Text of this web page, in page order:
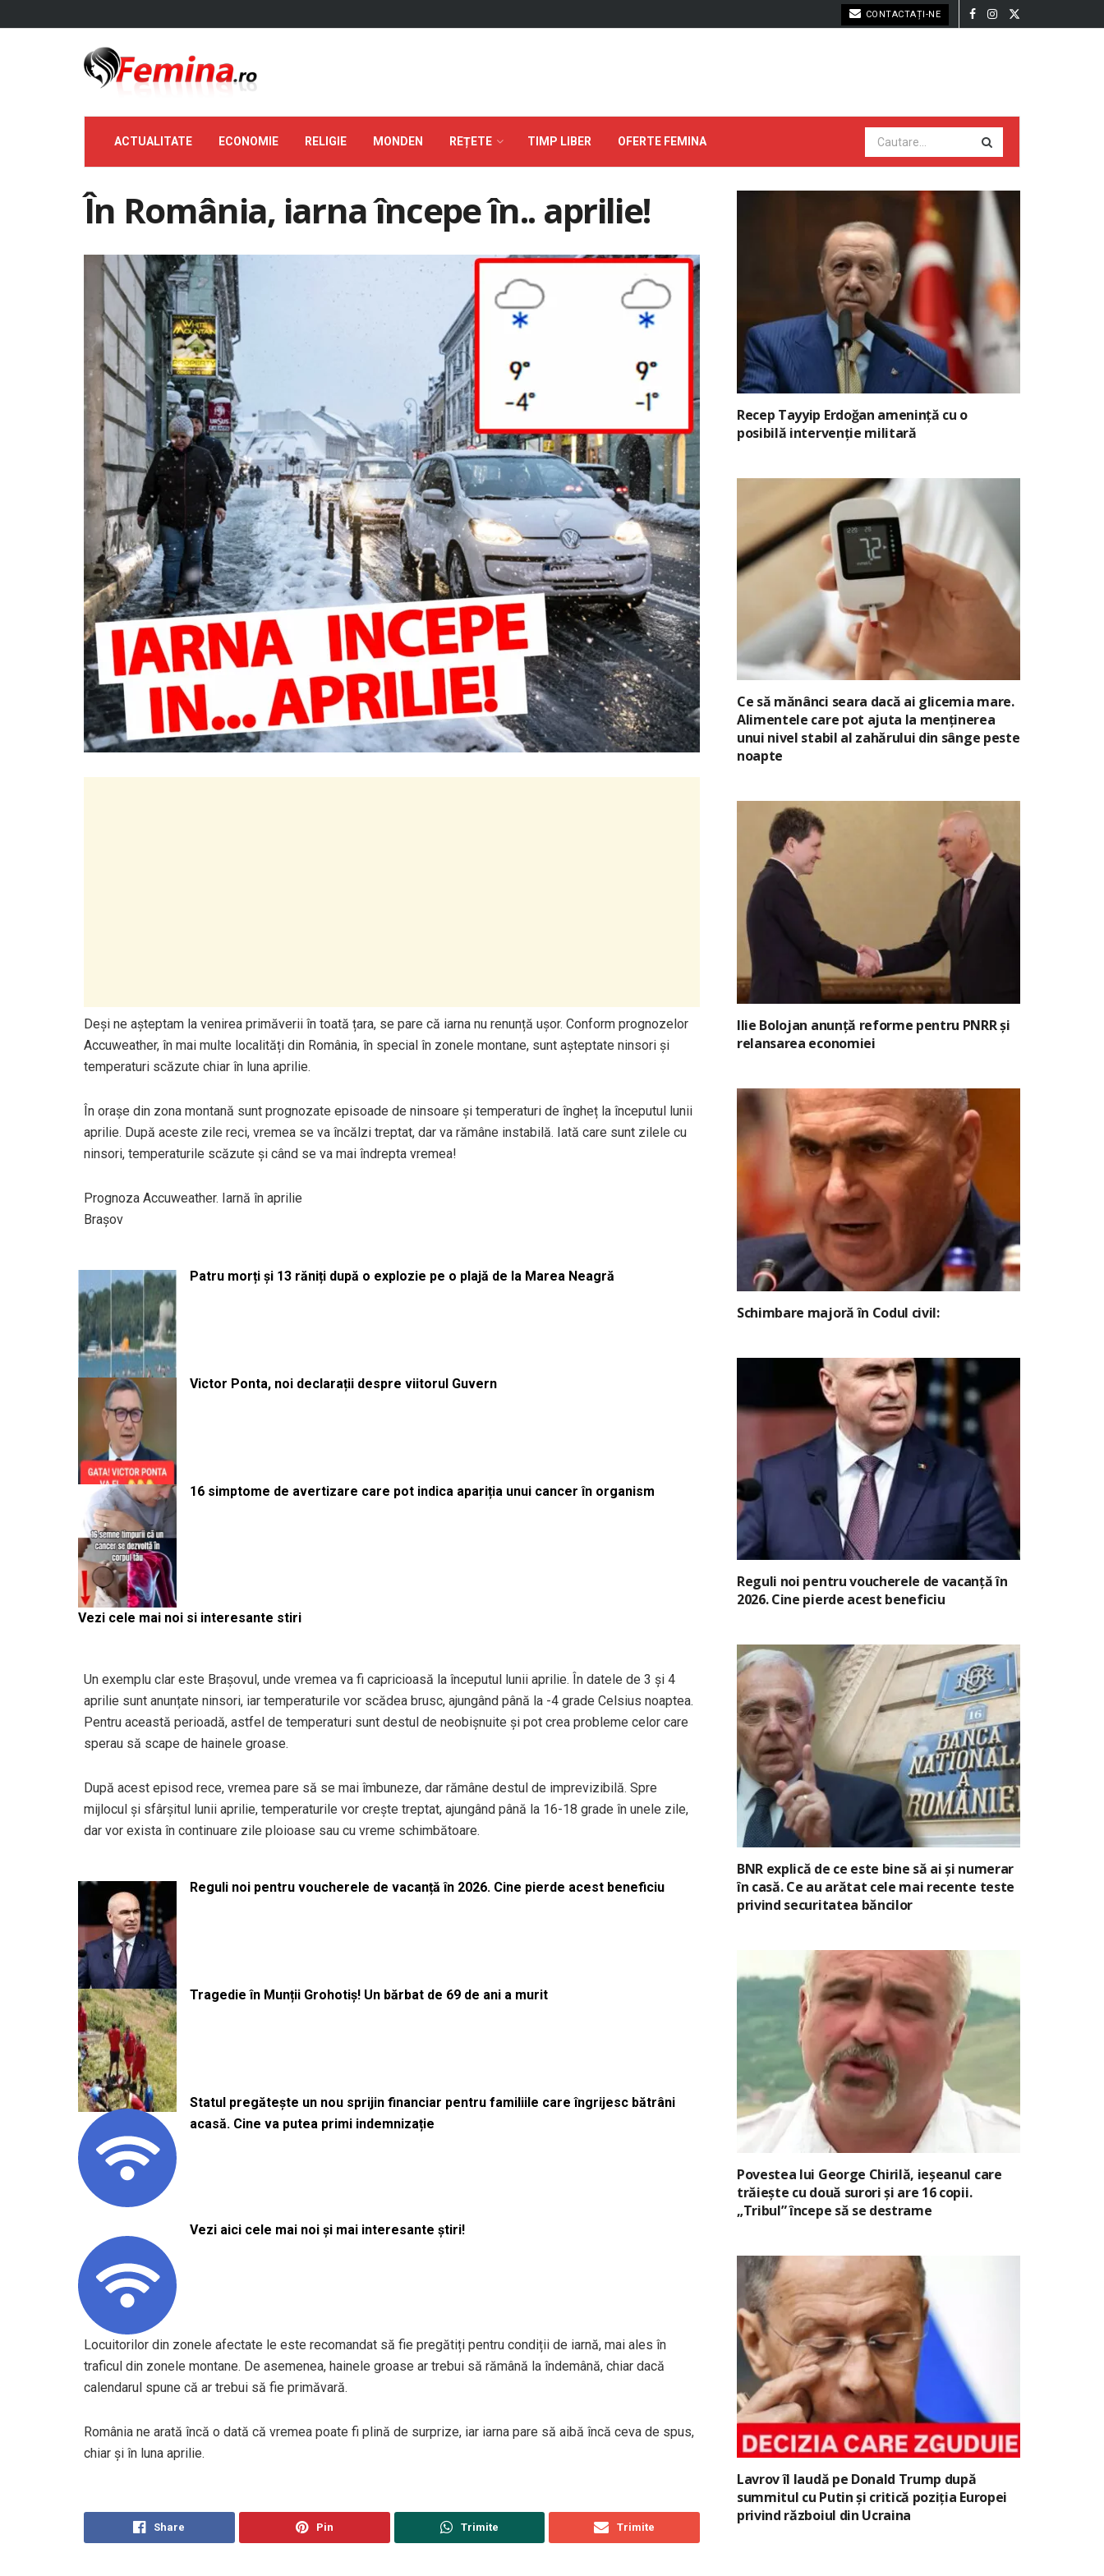
CONTACTAȚI-NE
ACTUALITATE ECONOMIE RELIGIE MONDEN REȚETE TIMP LIBER OFERTE FEMINA
În România, iarna începe în.. aprilie!
Deși ne așteptam la venirea primăverii în toată țara, se pare că iarna nu renunță ușor. Conform prognozelor
Accuweather, în mai multe localități din România, în special în zonele montane, sunt așteptate ninsori și
temperaturi scăzute chiar în luna aprilie.
În orașe din zona montană sunt prognozate episoade de ninsoare și temperaturi de îngheț la începutul lunii
aprilie. După aceste zile reci, vremea se va încălzi treptat, dar va rămâne instabilă. Iată care sunt zilele cu
ninsori, temperaturile scăzute și când se va mai îndrepta vremea!
Prognoza Accuweather. Iarnă în aprilie
Brașov
Patru morți și 13 răniți după o explozie pe o plajă de la Marea Neagră
Victor Ponta, noi declarații despre viitorul Guvern
16 simptome de avertizare care pot indica apariția unui cancer în organism
Vezi cele mai noi si interesante stiri
Un exemplu clar este Brașovul, unde vremea va fi capricioasă la începutul lunii aprilie. În datele de 3 și 4
aprilie sunt anunțate ninsori, iar temperaturile vor scădea brusc, ajungând până la -4 grade Celsius noaptea.
Pentru această perioadă, astfel de temperaturi sunt destul de neobișnuite și pot crea probleme celor care
sperau să scape de hainele groase.
După acest episod rece, vremea pare să se mai îmbuneze, dar rămâne destul de imprevizibilă. Spre
mijlocul și sfârșitul lunii aprilie, temperaturile vor crește treptat, ajungând până la 16-18 grade în unele zile,
dar vor exista în continuare zile ploioase sau cu vreme schimbătoare.
Reguli noi pentru voucherele de vacanță în 2026. Cine pierde acest beneficiu
Tragedie în Munții Grohotiș! Un bărbat de 69 de ani a murit
Statul pregătește un nou sprijin financiar pentru familiile care îngrijesc bătrâni
acasă. Cine va putea primi indemnizație
Vezi aici cele mai noi și mai interesante știri!
Locuitorilor din zonele afectate le este recomandat să fie pregătiți pentru condiții de iarnă, mai ales în
traficul din zonele montane. De asemenea, hainele groase ar trebui să rămână la îndemână, chiar dacă
calendarul spune că ar trebui să fie primăvară.
România ne arată încă o dată că vremea poate fi plină de surprize, iar iarna pare să aibă încă ceva de spus,
chiar și în luna aprilie.
Share Pin Trimite Trimite
Recep Tayyip Erdoğan amenință cu o
posibilă intervenție militară
Ce să mănânci seara dacă ai glicemia mare.
Alimentele care pot ajuta la menținerea
unui nivel stabil al zahărului din sânge peste
noapte
Ilie Bolojan anunță reforme pentru PNRR și
relansarea economiei
Schimbare majoră în Codul civil:
Reguli noi pentru voucherele de vacanță în
2026. Cine pierde acest beneficiu
BNR explică de ce este bine să ai și numerar
în casă. Ce au arătat cele mai recente teste
privind securitatea băncilor
Povestea lui George Chirilă, ieșeanul care
trăiește cu două surori și are 16 copii.
„Tribul” începe să se destrame
Lavrov îl laudă pe Donald Trump după
summitul cu Putin și critică poziția Europei
privind războiul din Ucraina